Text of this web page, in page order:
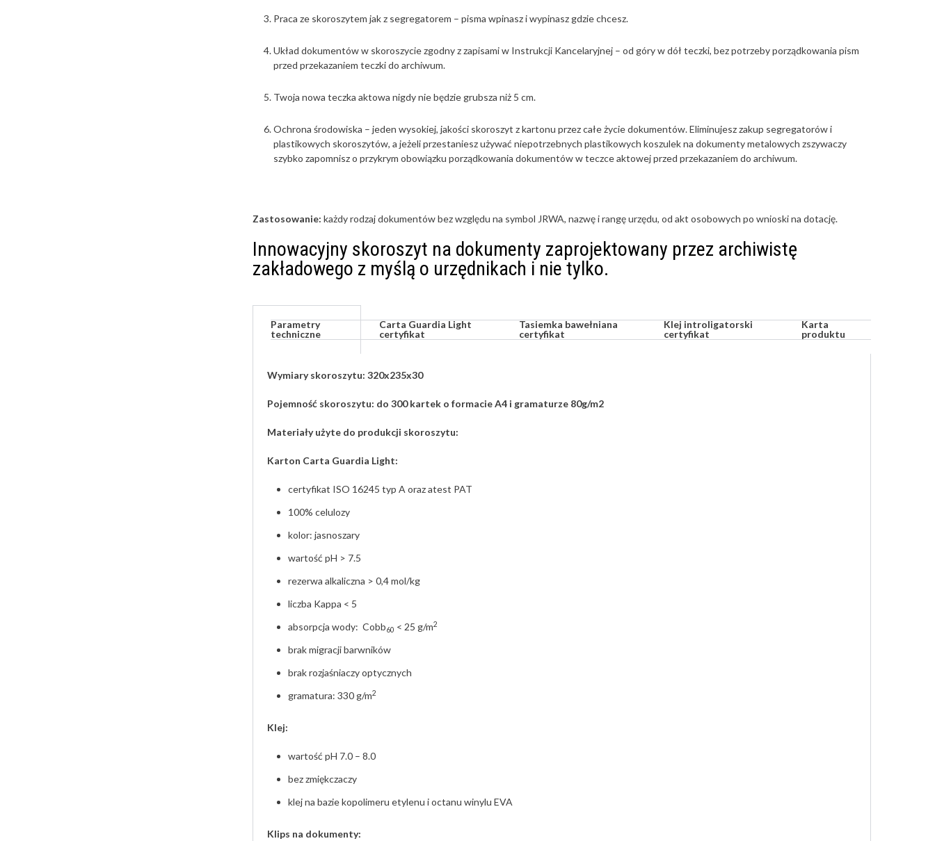
Praca ze skoroszytem jak z segregatorem – pisma wpinasz i wypinasz gdzie chcesz.
Układ dokumentów w skoroszycie zgodny z zapisami w Instrukcji Kancelaryjnej – od góry w dół teczki, bez potrzeby porządkowania pism
przed przekazaniem teczki do archiwum.
Twoja nowa teczka aktowa nigdy nie będzie grubsza niż 5 cm.
Ochrona środowiska – jeden wysokiej, jakości skoroszyt z kartonu przez całe życie dokumentów. Eliminujesz zakup segregatorów i
plastikowych skoroszytów, a jeżeli przestaniesz używać niepotrzebnych plastikowych koszulek na dokumenty metalowych zszywaczy
szybko zapomnisz o przykrym obowiązku porządkowania dokumentów w teczce aktowej przed przekazaniem do archiwum.
Zastosowanie: każdy rodzaj dokumentów bez względu na symbol JRWA, nazwę i rangę urzędu, od akt osobowych po wnioski na dotację.
Innowacyjny skoroszyt na dokumenty zaprojektowany przez archiwistę
zakładowego z myślą o urzędnikach i nie tylko.
Parametry
techniczne
Carta Guardia Light
certyfikat
Tasiemka bawełniana
certyfikat
Klej introligatorski
certyfikat
Karta
produktu
Wymiary skoroszytu: 320x235x30
Pojemność skoroszytu: do 300 kartek o formacie A4 i gramaturze 80g/m2
Materiały użyte do produkcji skoroszytu:
Karton Carta Guardia Light:
certyfikat ISO 16245 typ A oraz atest PAT
100% celulozy
kolor: jasnoszary
wartość pH > 7.5
rezerwa alkaliczna > 0,4 mol/kg
liczba Kappa < 5
absorpcja wody: Cobb60 < 25 g/m2
brak migracji barwników
brak rozjaśniaczy optycznych
gramatura: 330 g/m2
Klej:
wartość pH 7.0 – 8.0
bez zmiękczaczy
klej na bazie kopolimeru etylenu i octanu winylu EVA
Klips na dokumenty: